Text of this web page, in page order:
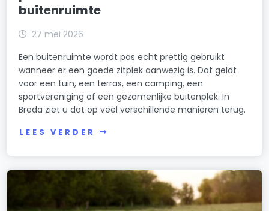
buitenruimte
27 mei 2026
Een buitenruimte wordt pas echt prettig gebruikt
wanneer er een goede zitplek aanwezig is. Dat geldt
voor een tuin, een terras, een camping, een
sportvereniging of een gezamenlijke buitenplek. In
Breda ziet u dat op veel verschillende manieren terug.
LEES VERDER